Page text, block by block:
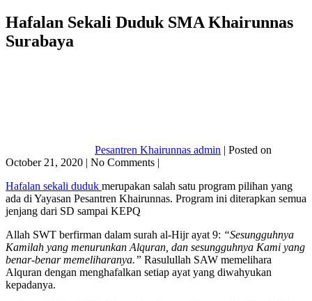
Hafalan Sekali Duduk SMA Khairunnas
Surabaya
Pesantren Khairunnas admin | Posted on
October 21, 2020 | No Comments |
Hafalan sekali duduk merupakan salah satu program pilihan yang
ada di Yayasan Pesantren Khairunnas. Program ini diterapkan semua
jenjang dari SD sampai KEPQ
Allah SWT berfirman dalam surah al-Hijr ayat 9: “Sesungguhnya
Kamilah yang menurunkan Alquran, dan sesungguhnya Kami yang
benar-benar memeliharanya.” Rasulullah SAW memelihara
Alquran dengan menghafalkan setiap ayat yang diwahyukan
kepadanya.